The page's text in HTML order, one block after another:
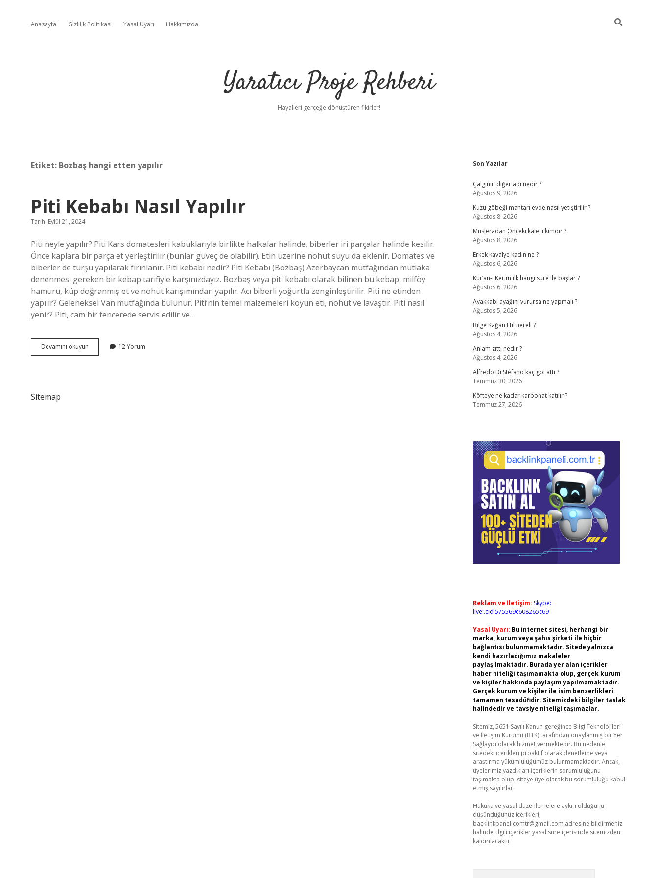
Anasayfa Gizlilik Politikası Yasal Uyarı Hakkımızda
Yaratıcı Proje Rehberi
Hayalleri gerçeğe dönüştüren fikirler!
Etiket: Bozbaş hangi etten yapılır
Piti Kebabı Nasıl Yapılır
Tarih: Eylül 21, 2024
Piti neyle yapılır? Piti Kars domatesleri kabuklarıyla birlikte halkalar halinde, biberler iri parçalar halinde kesilir.
Önce kaplara bir parça et yerleştirilir (bunlar güveç de olabilir). Etin üzerine nohut suyu da eklenir. Domates ve
biberler de turşu yapılarak fırınlanır. Piti kebabı nedir? Piti Kebabı (Bozbaş) Azerbaycan mutfağından mutlaka
denenmesi gereken bir kebap tarifiyle karşınızdayız. Bozbaş veya piti kebabı olarak bilinen bu kebap, milföy
hamuru, küp doğranmış et ve nohut karışımından yapılır. Acı biberli yoğurtla zenginleştirilir. Piti ne etinden
yapılır? Geleneksel Van mutfağında bulunur. Piti’nin temel malzemeleri koyun eti, nohut ve lavaştır. Piti nasıl
yenir? Piti, cam bir tencerede servis edilir ve…
Devamını okuyun
Kebabı
12 Yorum
Sitemap
Sidebar
Son Yazılar
Çalgının diğer adı nedir ?
Ağustos 9, 2026
Kuzu göbeği mantarı evde nasıl yetiştirilir ?
Ağustos 8, 2026
Musleradan Önceki kaleci kimdir ?
Ağustos 8, 2026
Erkek kavalye kadın ne ?
Ağustos 6, 2026
Kur’an-ı Kerim ilk hangi sure ile başlar ?
Ağustos 6, 2026
Ayakkabı ayağını vurursa ne yapmalı ?
Ağustos 5, 2026
Bilge Kağan Etil nereli ?
Ağustos 4, 2026
Anlam zıttı nedir ?
Ağustos 4, 2026
Alfredo Di Stéfano kaç gol attı ?
Temmuz 30, 2026
Köfteye ne kadar karbonat katılır ?
Temmuz 27, 2026
Reklam ve İletişim: Skype:
live:.cid.575569c608265c69
Yasal Uyarı: Bu internet sitesi, herhangi bir
marka, kurum veya şahıs şirketi ile hiçbir
bağlantısı bulunmamaktadır. Sitede yalnızca
kendi hazırladığımız makaleler
paylaşılmaktadır. Burada yer alan içerikler
haber niteliği taşımamakta olup, gerçek kurum
ve kişiler hakkında paylaşım yapılmamaktadır.
Gerçek kurum ve kişiler ile isim benzerlikleri
tamamen tesadüfidir. Sitemizdeki bilgiler taslak
halindedir ve tavsiye niteliği taşımazlar.
Sitemiz, 5651 Sayılı Kanun gereğince Bilgi Teknolojileri
ve İletişim Kurumu (BTK) tarafından onaylanmış bir Yer
Sağlayıcı olarak hizmet vermektedir. Bu nedenle,
sitedeki içerikleri proaktif olarak denetleme veya
araştırma yükümlülüğümüz bulunmamaktadır. Ancak,
üyelerimiz yazdıkları içeriklerin sorumluluğunu
taşımakta olup, siteye üye olarak bu sorumluluğu kabul
etmiş sayılırlar.
Hukuka ve yasal düzenlemelere aykırı olduğunu
düşündüğünüz içerikleri,
backlinkpanelicomtr@gmail.com adresine bildirmeniz
halinde, ilgili içerikler yasal süre içerisinde sitemizden
kaldırılacaktır.
piabellacasino